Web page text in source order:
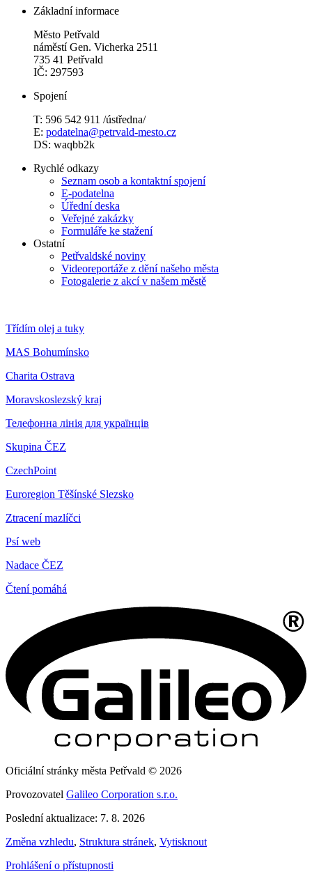
Základní informace
Město Petřvald
náměstí Gen. Vicherka 2511
735 41 Petřvald
IČ: 297593
Spojení
T: 596 542 911 /ústředna/
E: podatelna@petrvald-mesto.cz
DS: waqbb2k
Rychlé odkazy
Seznam osob a kontaktní spojení
E-podatelna
Úřední deska
Veřejné zakázky
Formuláře ke stažení
Ostatní
Petřvaldské noviny
Videoreportáže z dění našeho města
Fotogalerie z akcí v našem městě
Třídím olej a tuky
MAS Bohumínsko
Charita Ostrava
Moravskoslezský kraj
Телефонна лінія для українців
Skupina ČEZ
CzechPoint
Euroregion Těšínské Slezsko
Ztracení mazlíčci
Psí web
Nadace ČEZ
Čtení pomáhá
Oficiální stránky města Petřvald © 2026
Provozovatel Galileo Corporation s.r.o.
Poslední aktualizace: 7. 8. 2026
Změna vzhledu, Struktura stránek, Vytisknout
Prohlášení o přístupnosti